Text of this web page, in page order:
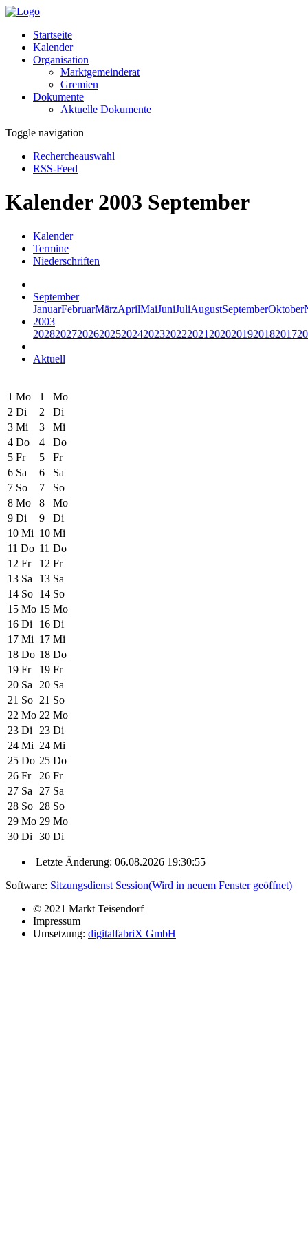
Startseite
Kalender
Organisation
Marktgemeinderat
Gremien
Dokumente
Aktuelle Dokumente
Toggle navigation
Rechercheauswahl
RSS-Feed
Kalender 2003 September
Kalender
Termine
Niederschriften
September
JanuarFebruarMärzAprilMaiJuniJuliAugustSeptemberOktober
2003
20282027202620252024202320222021 2020201920182017
Aktuell
1 Mo 1
Mo
2 Di 2
Di
3 Mi 3
Mi
4 Do 4
Do
5 Fr 5
Fr
6 Sa 6
Sa
7 So 7
So
8 Mo 8
Mo
9 Di 9
Di
10 Mi 10 Mi
11 Do 11 Do
12 Fr 12 Fr
13 Sa 13 Sa
14 So 14 So
15 Mo 15 Mo
16 Di 16 Di
17 Mi 17 Mi
18 Do 18 Do
19 Fr 19 Fr
20 Sa 20 Sa
21 So 21 So
22 Mo 22 Mo
23 Di 23 Di
24 Mi 24 Mi
25 Do 25 Do
26 Fr 26 Fr
27 Sa 27 Sa
28 So 28 So
29 Mo 29 Mo
30 Di 30 Di
Letzte Änderung: 06.08.2026 19:30:55
Software: Sitzungsdienst Session(Wird in neuem Fenster geöffnet)
© 2021 Markt Teisendorf
Impressum
Umsetzung: digitalfabriX GmbH